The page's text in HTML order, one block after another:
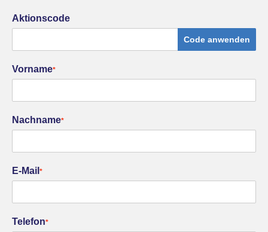
Aktionscode
Code anwenden
Vorname*
Nachname*
E-Mail *
Telefon*